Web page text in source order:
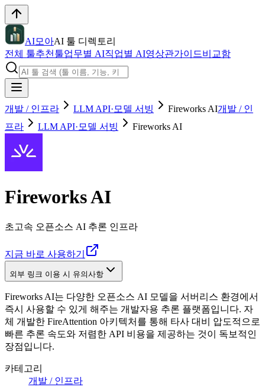
AI모아AI 툴 디렉토리
전체 툴추천툴업무별 AI직업별 AI영상관가이드비교함
개발 / 인프라 LLM API·모델 서빙 Fireworks AI개발 / 인
프라
LLM API·모델 서빙 Fireworks AI
Fireworks AI
초고속 오픈소스 AI 추론 인프라
지금 바로 사용하기
외부 링크 이용 시 유의사항
Fireworks AI는 다양한 오픈소스 AI 모델을 서버리스 환경에서
즉시 사용할 수 있게 해주는 개발자용 추론 플랫폼입니다. 자
체 개발한 FireAttention 아키텍처를 통해 타사 대비 압도적으로
빠른 추론 속도와 저렴한 API 비용을 제공하는 것이 독보적인
장점입니다.
카테고리
개발 / 인프라